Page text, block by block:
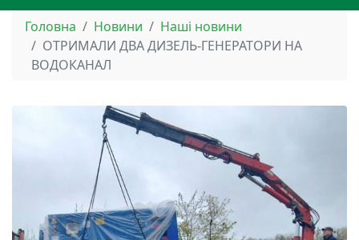
Головна Новини
Наші новини
ОТРИМАЛИ ДВА ДИЗЕЛЬ-ГЕНЕРАТОРИ НА
ВОДОКАНАЛ